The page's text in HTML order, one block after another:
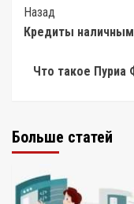
Post
Navigation
Назад
Кредиты
Что такое Пуриа
Больше статей